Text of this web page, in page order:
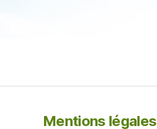
Mentions légales